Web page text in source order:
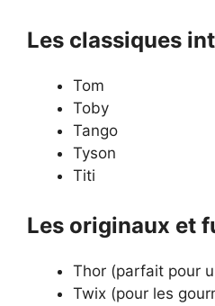
Les classiques
Tom
Toby
Tango
Tyson
Titi
Les originaux et
Thor (parfait pour
Twix (pour les